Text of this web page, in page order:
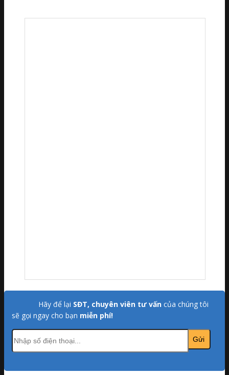
Hãy để lại SĐT, chuyên viên tư vấn của chúng tôi
sẽ gọi ngay cho bạn miễn phí!